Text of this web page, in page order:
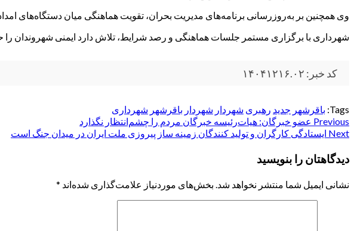
وی همچنین بر به‌روزرسانی برنامه‌های مدیریت بحران، تقویت هماهنگی میان دستگاه‌های
شهرداری با برگزاری مستمر جلسات هماهنگی و رصد شرایط، تلاش دارد ایمنی شهروندان را
کد خبر: ۱۴۰۴۱۲۱۶.۰۲
Tags: باقرشهر جدید رهبری شهردار شهردار باقرشهر شهرداری
Post
navigation
Previous عضو خبرگان: هیات‌رئیسه خبرگان مردم را چشم‌انتظار نگذارد
Next ایستادگی کارگران و‌ تولید کنندگان زمینه ساز پیروزی ملت ایران در میدان جنگ است
دیدگاهتان را بنویسید
نشانی ایمیل شما منتشر نخواهد شد. بخش‌های موردنیاز علامت‌گذاری شده‌اند *